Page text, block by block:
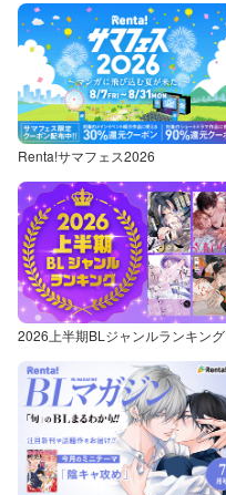
Renta!サマフェス2026
2026上半期BLジャンルランキング